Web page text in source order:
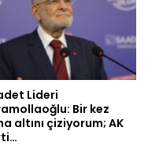
Lideri
Bir kez
altını çiziyorum; AK